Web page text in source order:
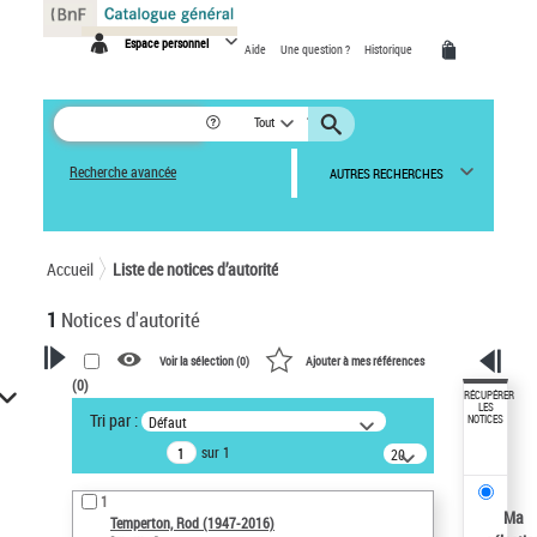
Espace personnel Aide Une question ? Historique
Tout
Recherche avancée AUTRES RECHERCHES
Accueil Liste de notices d’autorité
1 Notices d'autorité
VOTRE RECHERCHE
Recherche avancée dans les
notices d’autorité
Œuvres liées à l'auteur :
Temperton, Rod (1947-2016)
Voir la sélection (0) Ajouter à mes références
(0)
Tri par : Défaut
sur 1
20
résultats/page
1
Temperton, Rod (1947-2016)
RÉCUPÉRER
LES
NOTICES
Ma
Panneau de gestion des cookies